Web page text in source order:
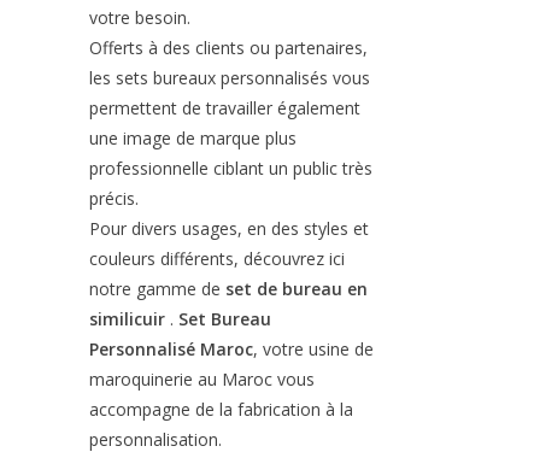
votre besoin.
Offerts à des clients ou partenaires,
les sets bureaux personnalisés vous
permettent de travailler également
une image de marque plus
professionnelle ciblant un public très
précis.
Pour divers usages, en des styles et
couleurs différents, découvrez ici
notre gamme de set de bureau en
similicuir . Set Bureau
Personnalisé Maroc, votre usine de
maroquinerie au Maroc vous
accompagne de la fabrication à la
personnalisation.